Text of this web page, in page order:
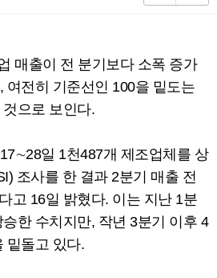
매출이 전 분기보다 소폭 증가
여전히 기준선인 100을 밑도는
으로 보인다.
일 1천487개 제조업체를 상
조사를 한 결과 2분기 매출 전
고 16일 밝혔다. 이는 지난 1분
한 수치지만, 작년 3분기 이후 4
밑돌고 있다.